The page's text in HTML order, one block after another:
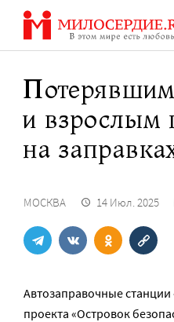
Перейти
содержанию
и взрослым
на
МОСКВА 14 Июл. 2025
Автозаправочные станции
проекта «Островок